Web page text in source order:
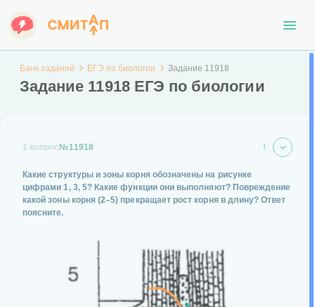
Банк заданий ЕГЭ по биологии Задание 11918
Задание 11918 ЕГЭ по биологии
1 вопрос №11918
Какие структуры и зоны корня обозначены на рисунке
цифрами 1, 3, 5? Какие функции они выполняют? Повреждение
какой зоны корня (2–5) прекращает рост корня в длину? Ответ
поясните.